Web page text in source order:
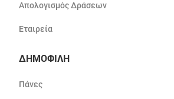
Απολογισμός Δράσεων
Εταιρεία
ΔΗΜΟΦΙΛΗ
Πάνες